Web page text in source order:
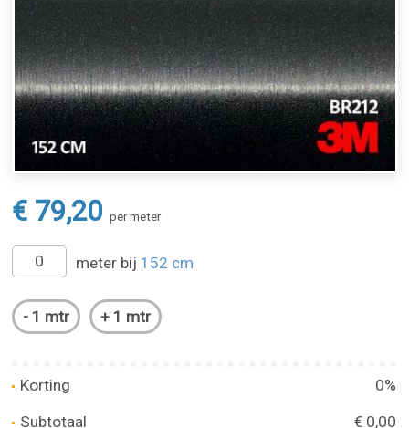
€ 79,20 per meter
meter bij 152 cm
Korting
0%
Subtotaal
€ 0,00